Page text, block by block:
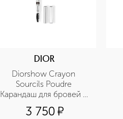
DIOR
Diorshow Crayon
Sourcils Poudre
Карандаш для бровей с
точилкой
3 750¤